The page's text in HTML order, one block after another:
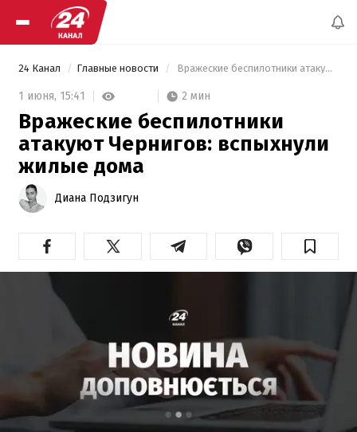
24 Канал Главные новости Вражеские беспилотники атакуют Чернигов: вспыхнули жилые дома
1 июня, 15:41 2 мин
Вражеские беспилотники
атакуют Чернигов: вспыхнули
жилые дома
Диана Подзигун